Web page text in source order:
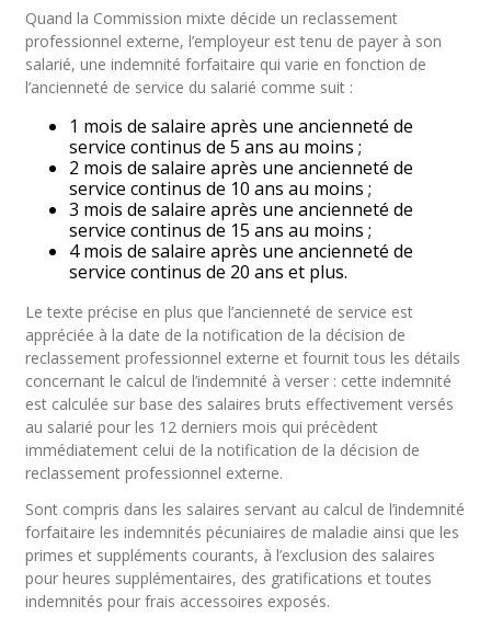
Quand la Commission mixte décide un reclassement
professionnel externe, l’employeur est tenu de payer à son
salarié, une indemnité forfaitaire qui varie en fonction de
l’ancienneté de service du salarié comme suit :
1 mois de salaire après une ancienneté de
service continus de 5 ans au moins ;
2 mois de salaire après une ancienneté de
service continus de 10 ans au moins ;
3 mois de salaire après une ancienneté de
service continus de 15 ans au moins ;
4 mois de salaire après une ancienneté de
service continus de 20 ans et plus.
Le texte précise en plus que l’ancienneté de service est
appréciée à la date de la notification de la décision de
reclassement professionnel externe et fournit tous les détails
concernant le calcul de l’indemnité à verser : cette indemnité
est calculée sur base des salaires bruts effectivement versés
au salarié pour les 12 derniers mois qui précèdent
immédiatement celui de la notification de la décision de
reclassement professionnel externe.
Sont compris dans les salaires servant au calcul de l’indemnité
forfaitaire les indemnités pécuniaires de maladie ainsi que les
primes et suppléments courants, à l’exclusion des salaires
pour heures supplémentaires, des gratifications et toutes
indemnités pour frais accessoires exposés.